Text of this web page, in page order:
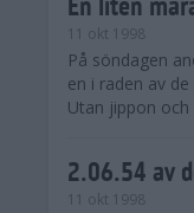
11 okt 1998
På söndagen
en i raden av
Utan jippon
2.06.54 av
11 okt 1998